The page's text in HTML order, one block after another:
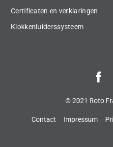
Certificaten en verklaringen
Klokkenluiderssysteem
© 2021 Roto
Contact Impressum